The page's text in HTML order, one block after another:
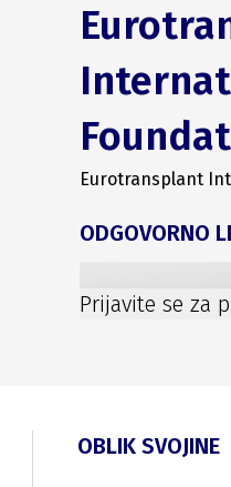
Eurotransplant
ODGOVORNO
Prijavite se za
OBLIK SVOJINE